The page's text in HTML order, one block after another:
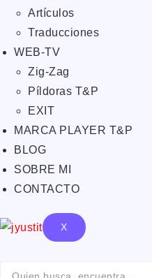
Artículos
Traducciones
WEB-TV
Zig-Zag
Píldoras T&P
EXIT
MARCA PLAYER T&P
BLOG
SOBRE MI
CONTACTO
X